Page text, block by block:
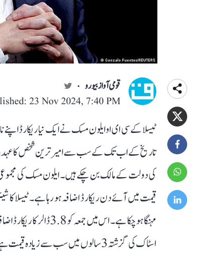
قومی آواز بیورو
23 Nov 2024, 7:40 PM
ٹیسلا کے سی ای او ایلون مسک نے ایک نیا ریکارڈ
کی دولت کے مالک بن چکے ہیں۔ ایلون مسک کی